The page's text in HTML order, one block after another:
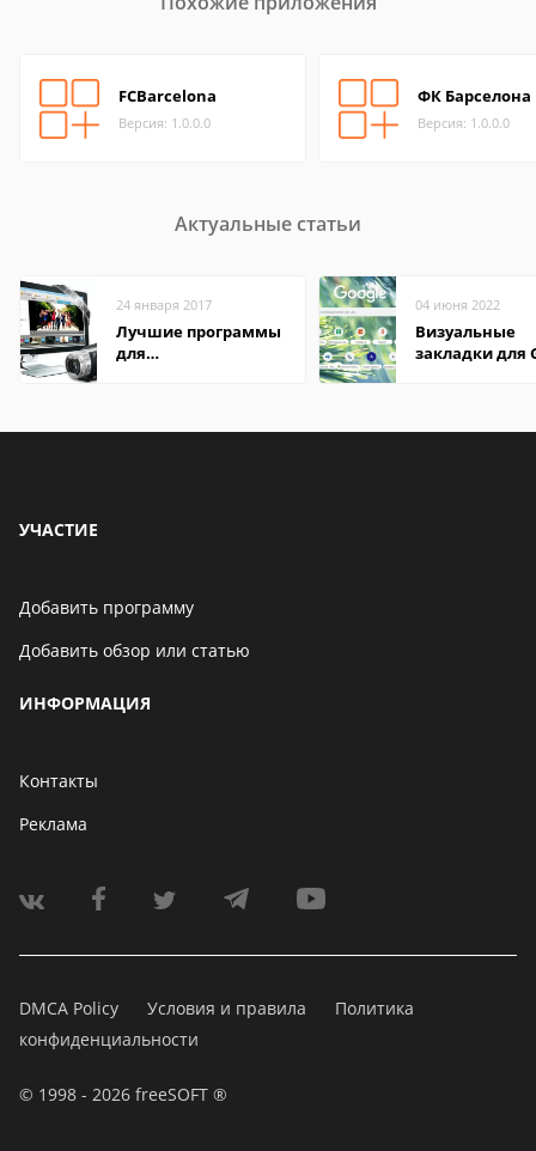
FCBarcelona
Версия: 1.0.0.0
ФК Барселона
Версия: 1.0.0.0
Актуальные статьи
24 января 2017
Лучшие программы
для
04 июня 2022
Визуальные
закладки для
УЧАСТИЕ
Добавить программу
Добавить обзор или статью
ИНФОРМАЦИЯ
Контакты
Реклама
DMCA Policy Условия и правила
Политика
конфиденциальности
© 1998 - 2026 freeSOFT ®